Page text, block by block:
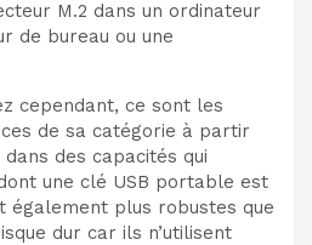
M.2 dans un ordinateur
de bureau ou une
cependant, ce sont les
de sa catégorie à partir
des capacités qui
une clé USB portable est
également plus robustes que
dur car ils n’utilisent